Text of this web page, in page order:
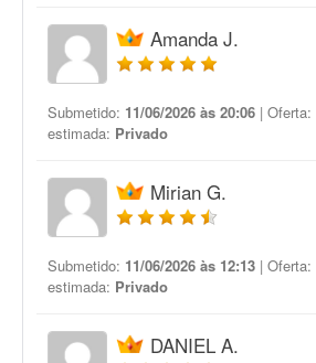
Amanda J.
Submetido: 11/06/2026 às 20:06 | Oferta:
estimada: Privado
Mirian G.
Submetido: 11/06/2026 às 12:13 | Oferta:
estimada: Privado
DANIEL A.